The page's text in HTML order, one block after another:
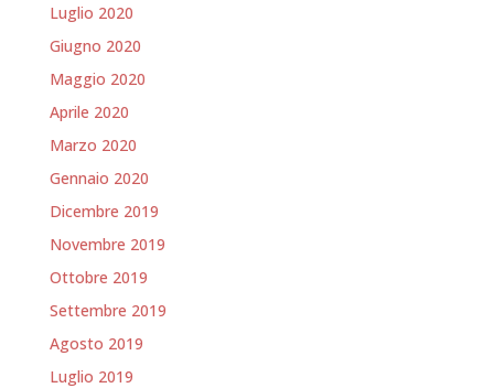
Luglio 2020
Giugno 2020
Maggio 2020
Aprile 2020
Marzo 2020
Gennaio 2020
Dicembre 2019
Novembre 2019
Ottobre 2019
Settembre 2019
Agosto 2019
Luglio 2019